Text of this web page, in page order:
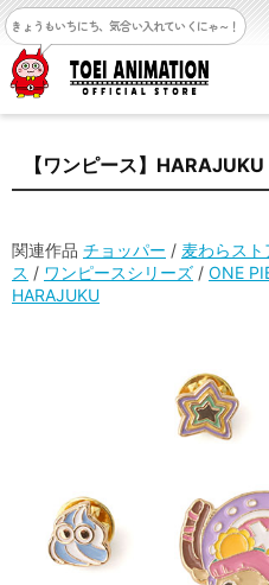
きょうもいちにち、気合い入れていくにゃ～！
【ワンピース】
関連作品 チョッパー / 麦わらスト
ス / ワンピースシリーズ / ONE
HARAJUKU